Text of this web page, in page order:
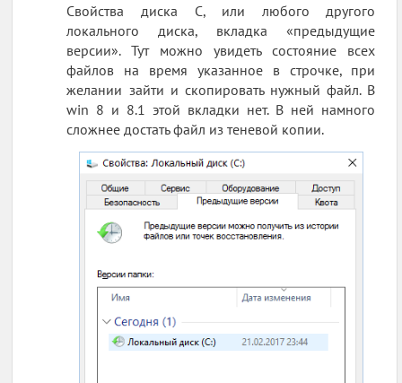
Свойства диска C, или любого другого
локального диска, вкладка «предыдущие
версии». Тут можно увидеть состояние всех
файлов на время указанное в строчке, при
желании зайти и скопировать нужный файл. В
win 8 и 8.1 этой вкладки нет. В ней намного
сложнее достать файл из теневой копии.